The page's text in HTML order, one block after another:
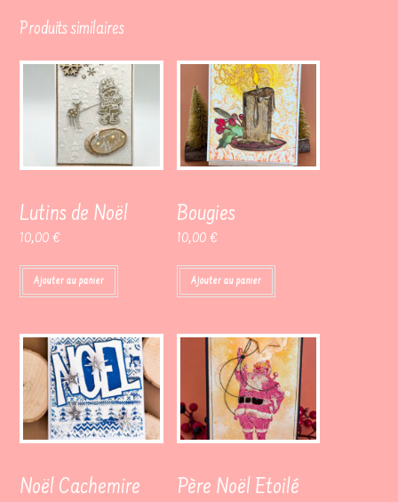
Produits similaires
Lutins de Noël
10,00€
Ajouter au panier
Bougies
10,00 €
Ajouter au panier
Noël Cachemire Père Noël Etoilé